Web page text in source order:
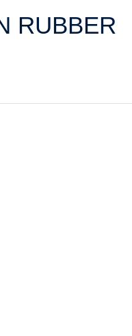
RUBBER